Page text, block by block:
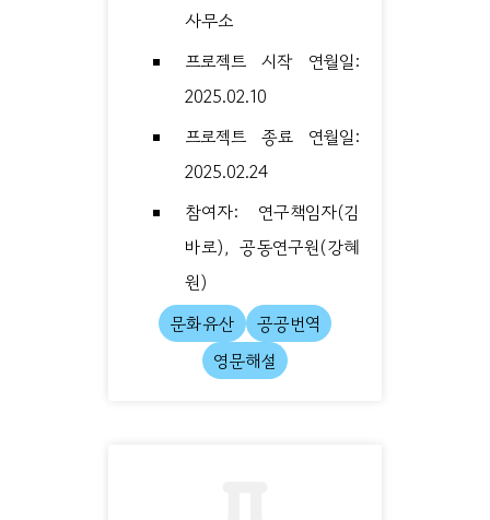
사무소
프로젝트 시작 연월일:
2025.02.10
프로젝트 종료 연월일:
2025.02.24
참여자: 연구책임자(김
바로), 공동연구원(강혜
원)
문화유산
공공번역
영문해설